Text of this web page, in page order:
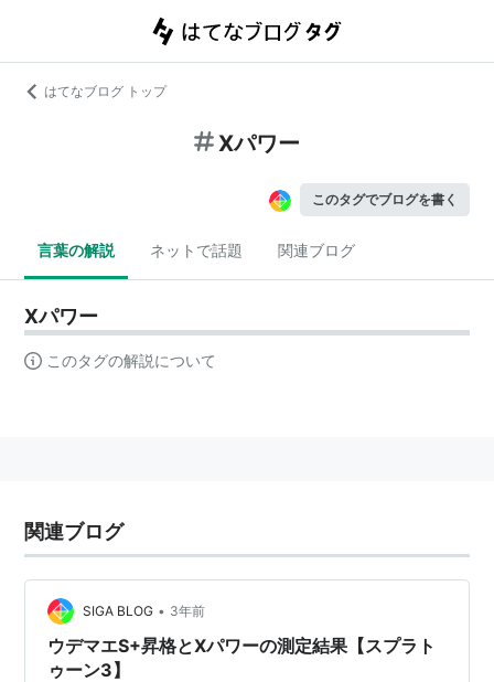
はてなブログ トップ
Xパワー
このタグでブログを書く
言葉の解説 ネットで話題 関連ブログ
Xパワー
このタグの解説について
関連ブログ
SIGA BLOG • 3年前
ウデマエS+昇格とXパワーの測定結果【スプラト
ゥーン3】